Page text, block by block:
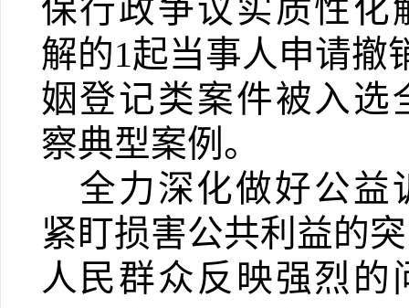
保行政争议实质性化
解的1起当事人申请撤
姻登记类案件被入选
察典型案例。
全力深化做好公益
紧盯损害公共利益的
人民群众反映强烈的